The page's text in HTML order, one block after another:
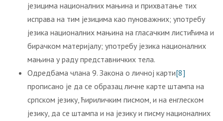
језицима националних мањина и прихватање тих
исправа на тим језицима као пуноважних; употребу
језика националних мањина на гласачким листићима и
бирачком материјалу; употребу језика националних
мањина у раду представничких тела.
Одредбама члана 9. Закона о личној карти[8]
прописано је да се образац личне карте штампа на
српском језику, ћириличким писмом, и на енглеском
језику, да се штампа и на језику и писму националних